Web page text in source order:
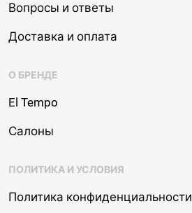
Вопросы и ответы
Доставка и оплата
О БРЕНДЕ
El Tempo
Салоны
ПОЛИТИКА И УСЛОВИЯ
Политика конфиденциальности